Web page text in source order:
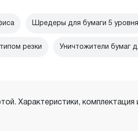
Шредеры для бумаги 5
резки Уничтожители бумаг
Характеристики,